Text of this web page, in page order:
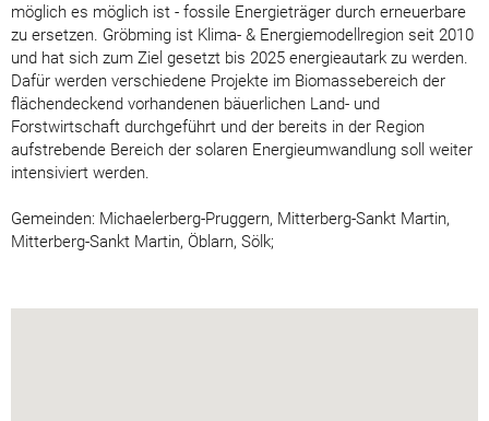
möglich es möglich ist - fossile Energieträger durch erneuerbare
zu ersetzen. Gröbming ist Klima- & Energiemodellregion seit 2010
und hat sich zum Ziel gesetzt bis 2025 energieautark zu werden.
Dafür werden verschiedene Projekte im Biomassebereich der
flächendeckend vorhandenen bäuerlichen Land- und
Forstwirtschaft durchgeführt und der bereits in der Region
aufstrebende Bereich der solaren Energieumwandlung soll weiter
intensiviert werden.
Gemeinden: Michaelerberg-Pruggern, Mitterberg-Sankt Martin,
Mitterberg-Sankt Martin, Öblarn, Sölk;